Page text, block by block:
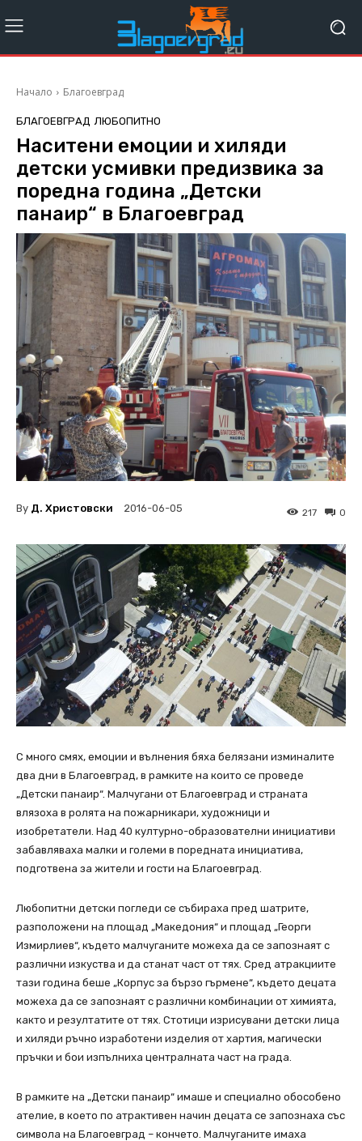
Начало Благоевград
БЛАГОЕВГРАД ЛЮБОПИТНО
Наситени емоции и хиляди
детски усмивки предизвика за
поредна година „Детски
панаир“ в Благоевград
By Д. Христовски 2016-06-05 0
217
С много смях, емоции и вълнения бяха белязани изминалите
два дни в Благоевград, в рамките на които се проведе
„Детски панаир“. Малчугани от Благоевград и страната
влязоха в ролята на пожарникари, художници и
изобретатели. Над 40 културно-образователни инициативи
забавляваха малки и големи в поредната инициатива,
подготвена за жители и гости на Благоевград.
Любопитни детски погледи се събираха пред шатрите,
разположени на площад „Македония“ и площад „Георги
Измирлиев“, където малчуганите можеха да се запознаят с
различни изкуства и да станат част от тях. Сред атракциите
тази година беше „Корпус за бързо гърмене“, където децата
можеха да се запознаят с различни комбинации от химията,
както и резултатите от тях. Стотици изрисувани детски лица
и хиляди ръчно изработени изделия от хартия, магически
пръчки и бои изпълниха централната част на града.
В рамките на „Детски панаир“ имаше и специално обособено
ателие, в което по атрактивен начин децата се запознаха със
символа на Благоевград – кончето. Малчуганите имаха